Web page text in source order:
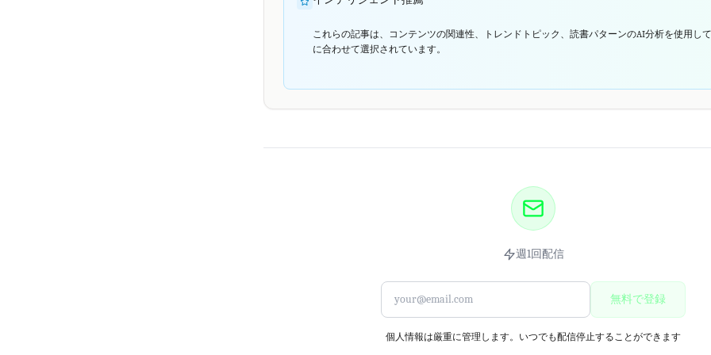
これらの記事は、コンテンツの関連性、トレンドトピック、読書パターンのAI分析を使用し
に合わせて選択されています。
週1回配信
無料で登録
個人情報は厳重に管理します。いつでも配信停止することができます